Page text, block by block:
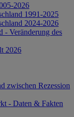
2026
1991-2025
2024-2026
- Veränderung des
2026
zwischen Rezession
- Daten & Fakten